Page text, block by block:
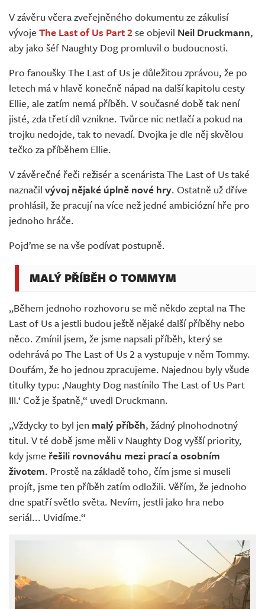
Živě
V závěru včera zveřejněného dokumentu ze zákulisí
vývoje The Last of Us Part 2se objevil Neil Druckmann,
aby jako šéf Naughty Dog promluvil o budoucnosti.
Pro fanoušky The Last of Us je důležitou zprávou, že po
letech má v hlavě konečně nápad na další kapitolu cesty
Ellie, ale zatím nemá příběh. V současné době tak není
jisté, zda třetí díl vznikne. Tvůrce nic netlačí a pokud na
trojku nedojde, tak to nevadí. Dvojka je dle něj skvělou
tečko za příběhem Ellie.
V závěrečné řeči režisér a scenárista The Last of Us také
naznačil vývoj nějaké úplně nové hry. Ostatně už dříve
prohlásil, že pracují na více než jedné ambiciózní hře pro
jednoho hráče.
Pojďme se na vše podívat postupně.
MALÝ PŘÍBĚH O TOMMYM
„Během jednoho rozhovoru se mě někdo zeptal na The
Last of Us a jestli budou ještě nějaké další příběhy nebo
něco. Zmínil jsem, že jsme napsali příběh, který se
odehrává po The Last of Us 2 a vystupuje v něm Tommy.
Doufám, že ho jednou zpracujeme. Najednou byly všude
titulky typu: ‚Naughty Dog nastínilo The Last of Us Part
III.‘ Což je špatně,“ uvedl Druckmann.
„Vždycky to byl jen malý příběh, žádný plnohodnotný
titul. V té době jsme měli v Naughty Dog vyšší priority,
kdy jsme řešili rovnováhu mezi prací a osobním
životem. Prostě na základě toho, čím jsme si museli
projít, jsme ten příběh zatím odložili. Věřím, že jednoho
dne spatří světlo světa. Nevím, jestli jako hra nebo
seriál... Uvidíme.“